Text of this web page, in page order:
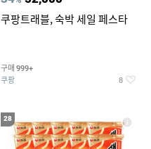
쿠팡트래블, 숙박 세일 페스타
구매 999+
쿠팡 8
28